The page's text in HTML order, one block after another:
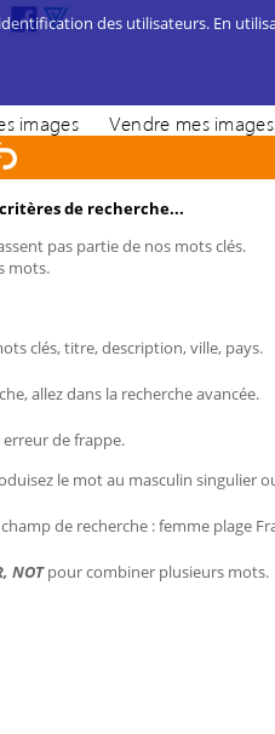
images Vendre mes images
de recherche...
pas partie de nos mots clés.
mots.
clés, titre, description, ville, pays.
allez dans la recherche avancée.
de frappe.
le mot au masculin singulier
de recherche : femme plage
NOTpour combiner plusieurs mots.
des utilisateurs. En